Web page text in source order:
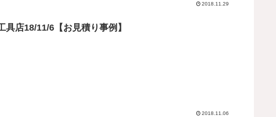
2018.11.29
具店18/11/6【お見積り事例】
2018.11.06